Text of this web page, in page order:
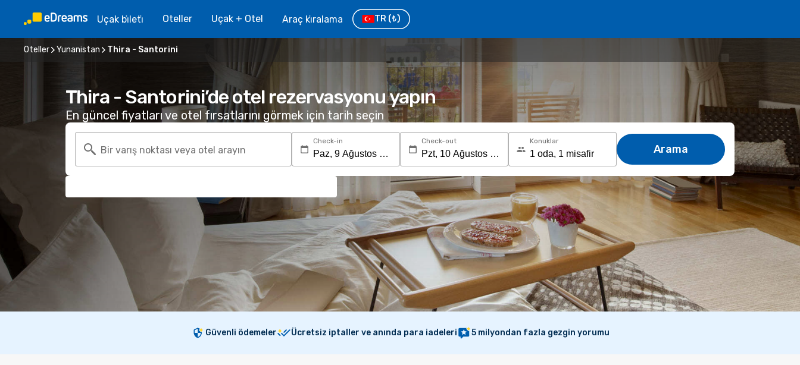
Uçak bi̇leti̇ Oteller Uçak + Otel Araç ki̇ralama TR (₺)
Oteller Yunanistan Thira - Santorini
Thira - Santorini’de otel rezervasyonu yapın
En güncel fiyatları ve otel fırsatlarını görmek için tarih seçin
Bir varış noktası veya otel arayın
Check-in Check-out Konuklar
Arama
Güvenli ödemeler Ücretsiz iptaller ve anında para iadeleri 5 milyondan fazla gezgin yorumu